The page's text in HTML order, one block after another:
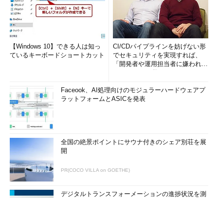
【Windows 10】できる人は知っ
ているキーボードショートカット
CI/CDパイプラインを妨げない形
でセキュリティを実現すれば、
「開発者や運用担当者に嫌われな
いWAF」は可能か
Faceook、AI処理向けのモジュラーハードウェアプ
ラットフォームとASICを発表
全国の絶景ポイントにサウナ付きのシェア別荘を展
開
PR(COCO VILLA on GOETHE)
デジタルトランスフォーメーションの進捗状況を測